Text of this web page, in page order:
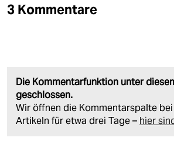
3 Kommentare
Die Kommentarfunktion unter
geschlossen.
Wir öffnen die Kommentarspalte
Artikeln für etwa drei Tage – hier